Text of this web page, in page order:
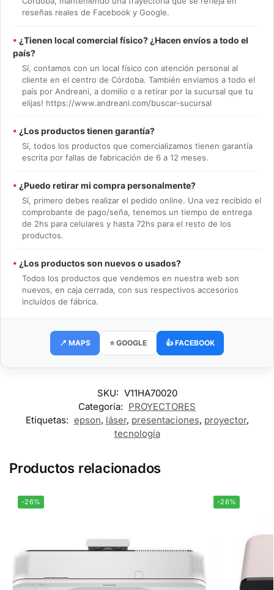
reseñas reales de Facebook y Google.
• ¿Tienen local comercial físico? ¿Hacen envíos a todo el
país?
Sí, contamos con un local físico con atención personal al
cliente en el centro de Córdoba. También enviamos a todo el
país por Andreani, a domilio o a retirar por la sucursal que tu
elijas! https://www.andreani.com/buscar-sucursal
• ¿Los productos tienen garantía?
Sí, todos los productos que comercializamos tienen garantía
escrita por fallas de fabricación de 6 a 12 meses.
• ¿Puedo retirar mi compra personalmente?
Sí, primero debes realizar el pedido online. Una vez recibido el
comprobante de pago/seña, tenemos un tiempo de entrega
de 2hs para celulares y hasta 72hs para el resto de los
productos.
• ¿Los productos son nuevos o usados?
Todos los productos que vendemos en nuestra web son
nuevos, en caja cerrada, con sus respectivos accesorios
incluídos de fábrica.
📍 MAPS ⭐ GOOGLE 👍 FACEBOOK
SKU: V11HA70020
Categoría: PROYECTORES
Etiquetas: epson, láser, presentaciones, proyector,
tecnología
Productos relacionados
-26% -26%